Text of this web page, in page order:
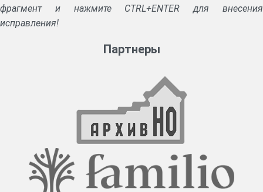
фрагмент и нажмите CTRL+ENTER для внесения
исправления!
Партнеры